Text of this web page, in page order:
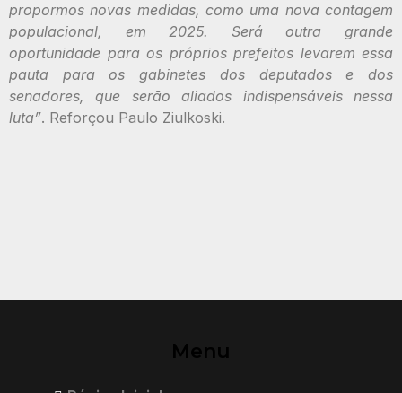
propormos novas medidas, como uma nova contagem
populacional, em 2025. Será outra grande
oportunidade para os próprios prefeitos levarem essa
pauta para os gabinetes dos deputados e dos
senadores, que serão aliados indispensáveis nessa
luta”. Reforçou Paulo Ziulkoski.
Menu